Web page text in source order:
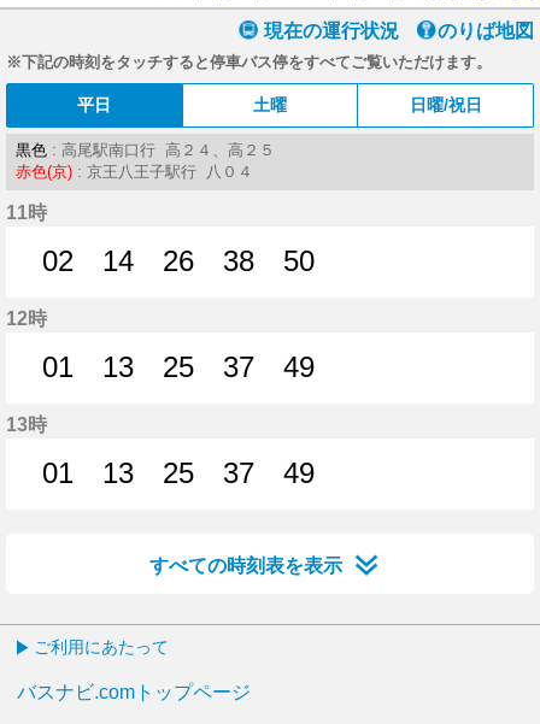
現在の運行状況 のりば地図
※下記の時刻をタッチすると停車バス停をすべてご覧いただけます。
平日 土曜 日曜/祝日
黒色 : 高尾駅南口行 高２４、高２５
赤色(京) : 京王八王子駅行 八０４
11時
02
14
26
38
50
12時
01
13
25
37
49
13時
01
13
25
37
49
すべての時刻表を表示
ご利用にあたって
バスナビ.comトップページ